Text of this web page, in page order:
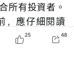
所有投資者。
，應仔細閱讀
25 48